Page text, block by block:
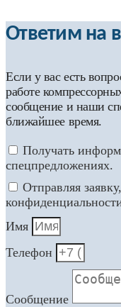
Ответим на
Если у вас есть
работе
сообщение и наши
ближайшее время.
Получать
спецпредложениях.
Отправляя
Имя
Телефон
Сообщение